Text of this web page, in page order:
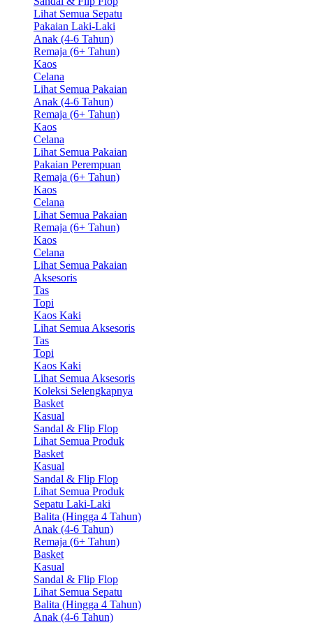
Lihat Semua Sepatu
Pakaian Laki-Laki
Anak (4-6 Tahun)
Remaja (6+ Tahun)
Kaos
Celana
Lihat Semua Pakaian
Anak (4-6 Tahun)
Remaja (6+ Tahun)
Kaos
Celana
Lihat Semua Pakaian
Pakaian Perempuan
Remaja (6+ Tahun)
Kaos
Celana
Lihat Semua Pakaian
Remaja (6+ Tahun)
Kaos
Celana
Lihat Semua Pakaian
Aksesoris
Tas
Topi
Kaos Kaki
Lihat Semua Aksesoris
Tas
Topi
Kaos Kaki
Lihat Semua Aksesoris
Koleksi Selengkapnya
Basket
Kasual
Sandal & Flip Flop
Lihat Semua Produk
Basket
Kasual
Sandal & Flip Flop
Lihat Semua Produk
Sepatu Laki-Laki
Balita (Hingga 4 Tahun)
Anak (4-6 Tahun)
Remaja (6+ Tahun)
Basket
Kasual
Sandal & Flip Flop
Lihat Semua Sepatu
Balita (Hingga 4 Tahun)
Anak (4-6 Tahun)